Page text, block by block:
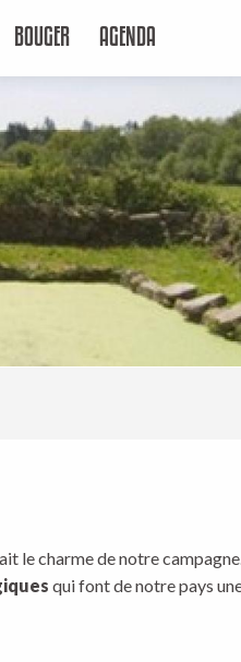
BOUGER AGENDA
le charme de notre
qui font de notre pays